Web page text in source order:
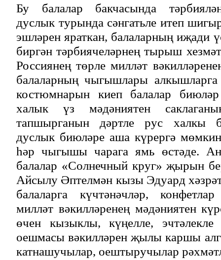
Бу балалар бакчасында
дуслык турында сәнгатьле итеп
эшләрен яраткан, балаларның иҗади
биргән тәрбиячеләрнең тырыш
Россиянең төрле милләт
балаларның чыгышлары
костюмнарын киеп балалар
халык үз мәдәниятен
тапшырганын дәртле рус халкы
дуслык биюләре аша күрергә
һәр чыгышы чарага ямь өстәде.
балалар «Солнечный круг» җырын
Айсылу Әптелмән кызы Эдуард
балаларга күчтәнәчләр,
милләт вәкилләренең мәдәниятен
өчен кызыклы, күңелле,
оешмасы вәкилләрен җылы каршы
катнашучылар, оештыручылар